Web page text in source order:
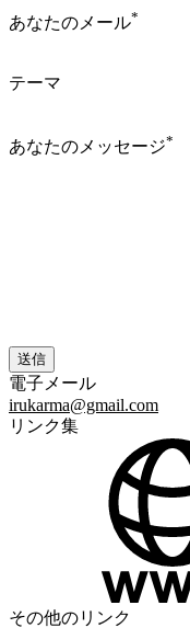
あなたのメール*
テーマ
あなたのメッセージ*
電子メール
irukarma@gmail.com
リンク集
その他のリンク